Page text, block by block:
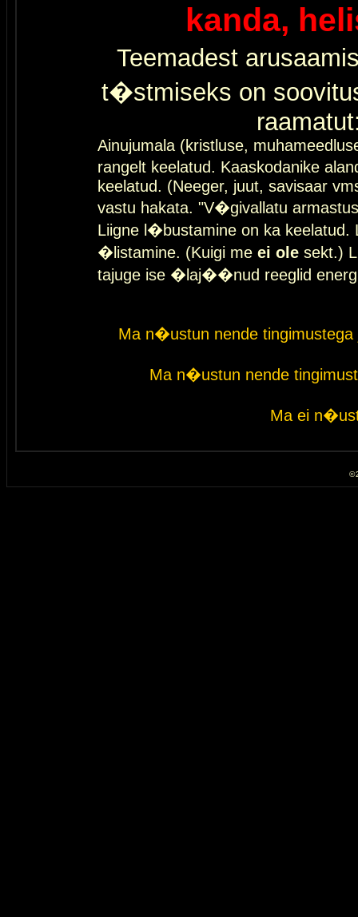
kanda,
Teemadest
t�stmiseks on
Ainujumala (kristluse,
rangelt keelatud. Kaaskodanike
keelatud. (Neeger, juut, savisaar
vastu hakata. "V�givallatu
Liigne l�bustamine on ka keelatud.
�listamine. (Kuigi me ei ole sekt.)
tajuge ise �laj��nud reeglid
Ma n�ustun nende
Ma n�ustun nende
Ma ei
©